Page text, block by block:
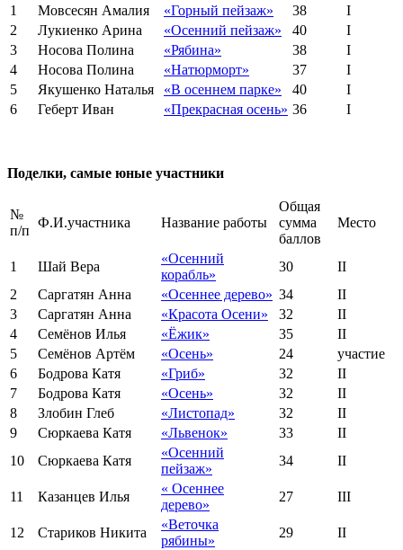
1 Мовсесян Амалия «Горный пейзаж» 38
I
2
Лукиенко Арина «Осенний пейзаж» 40
I
3
Носова Полина «Рябина» 38
I
4
Носова Полина «Натюрморт» 37
I
5
Якушенко Наталья «В осеннем парке» 40
I
6
Геберт Иван «Прекрасная осень» 36 I
Поделки, самые юные участники
№
п/п
Ф.И.участника Название работы
Общая
сумма
баллов
Место
1 Шай Вера
«Осенний
корабль»
30
II
2
Саргатян Анна «Осеннее дерево» 34
II
3
Саргатян Анна «Красота Осени» 32
II
4
Семёнов Илья «Ёжик» 35
II
5
Семёнов Артём «Осень» 24
участие
6
Бодрова Катя «Гриб» 32
II
7
Бодрова Катя «Осень» 32
II
8
Злобин Глеб «Листопад» 32
II
9
Сюркаева Катя «Львенок» 33
II
10
Сюркаева Катя
«Осенний
пейзаж»
34 II
11 Казанцев Илья
« Осеннее
дерево»
27 III
12 Стариков Никита
«Веточка
рябины»
29
II